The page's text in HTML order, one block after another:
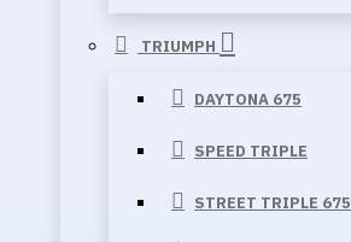
TRIUMPH
DAYTONA 675
SPEED TRIPLE
STREET TRIPLE 675